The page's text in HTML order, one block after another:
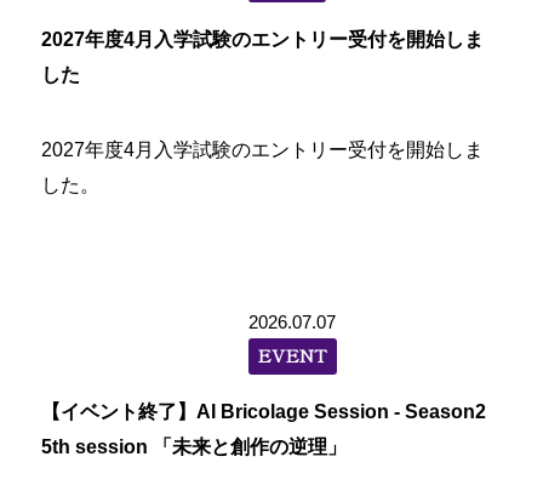
2027年度4月入学試験のエントリー受付を開始しま
した
2027年度4月入学試験のエントリー受付を開始しま
した。
2026.07.07
EVENT
【イベント終了】AI Bricolage Session - Season2
5th session 「未来と創作の逆理」